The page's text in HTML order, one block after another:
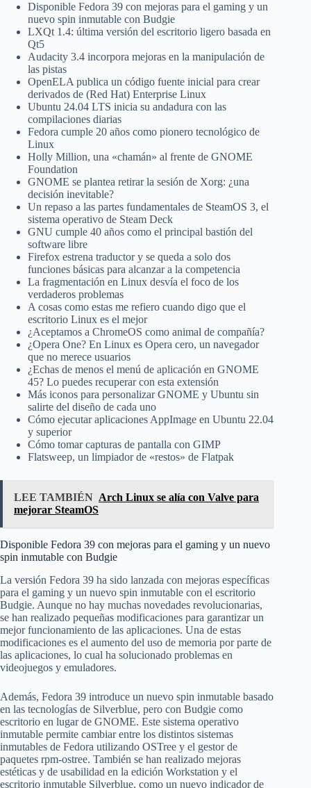
Disponible Fedora 39 con mejoras para el gaming y un
nuevo spin inmutable con Budgie
LXQt 1.4: última versión del escritorio ligero basada en
Qt5
Audacity 3.4 incorpora mejoras en la manipulación de
las pistas
OpenELA publica un código fuente inicial para crear
derivados de (Red Hat) Enterprise Linux
Ubuntu 24.04 LTS inicia su andadura con las
compilaciones diarias
Fedora cumple 20 años como pionero tecnológico de
Linux
Holly Million, una «chamán» al frente de GNOME
Foundation
GNOME se plantea retirar la sesión de Xorg: ¿una
decisión inevitable?
Un repaso a las partes fundamentales de SteamOS 3, el
sistema operativo de Steam Deck
GNU cumple 40 años como el principal bastión del
software libre
Firefox estrena traductor y se queda a solo dos
funciones básicas para alcanzar a la competencia
La fragmentación en Linux desvía el foco de los
verdaderos problemas
A cosas como estas me refiero cuando digo que el
escritorio Linux es el mejor
¿Aceptamos a ChromeOS como animal de compañía?
¿Opera One? En Linux es Opera cero, un navegador
que no merece usuarios
¿Echas de menos el menú de aplicación en GNOME
45? Lo puedes recuperar con esta extensión
Más iconos para personalizar GNOME y Ubuntu sin
salirte del diseño de cada uno
Cómo ejecutar aplicaciones AppImage en Ubuntu 22.04
y superior
Cómo tomar capturas de pantalla con GIMP
Flatsweep, un limpiador de «restos» de Flatpak
LEE TAMBIÉN Arch Linux se alía con Valve para
mejorar SteamOS
Disponible Fedora 39 con mejoras para el gaming y un nuevo
spin inmutable con Budgie
La versión Fedora 39 ha sido lanzada con mejoras específicas
para el gaming y un nuevo spin inmutable con el escritorio
Budgie. Aunque no hay muchas novedades revolucionarias,
se han realizado pequeñas modificaciones para garantizar un
mejor funcionamiento de las aplicaciones. Una de estas
modificaciones es el aumento del uso de memoria por parte de
las aplicaciones, lo cual ha solucionado problemas en
videojuegos y emuladores.
Además, Fedora 39 introduce un nuevo spin inmutable basado
en las tecnologías de Silverblue, pero con Budgie como
escritorio en lugar de GNOME. Este sistema operativo
inmutable permite cambiar entre los distintos sistemas
inmutables de Fedora utilizando OSTree y el gestor de
paquetes rpm-ostree. También se han realizado mejoras
estéticas y de usabilidad en la edición Workstation y el
escritorio inmutable Silverblue, como un nuevo indicador de